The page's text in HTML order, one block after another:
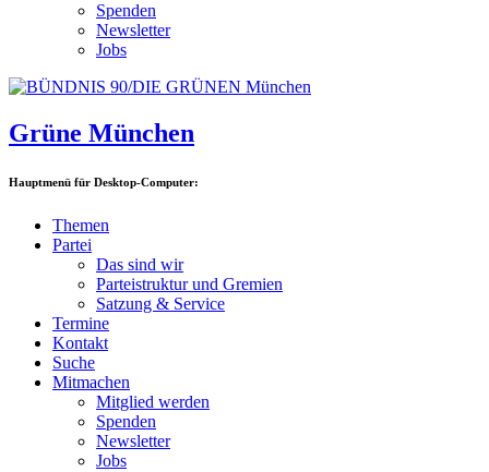
Spenden
Newsletter
Jobs
Grüne München
Hauptmenü für Desktop-Computer:
Themen
Partei
Das sind wir
Parteistruktur und Gremien
Satzung & Service
Termine
Kontakt
Suche
Mitmachen
Mitglied werden
Spenden
Newsletter
Jobs